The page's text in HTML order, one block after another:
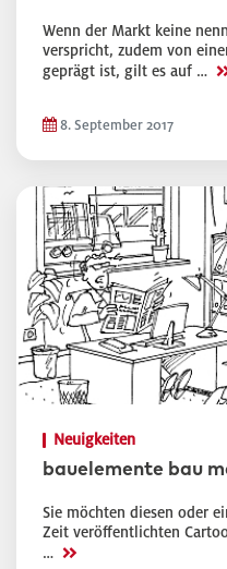
Wenn der Markt keine
verspricht, zudem von
geprägt ist, gilt es auf …
8. September 2017
Neuigkeiten
bauelemente bau
Sie möchten diesen oder
Zeit veröffentlichten
… >>